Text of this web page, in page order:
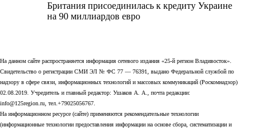
Британия присоединилась к кредиту Украине
на 90 миллиардов евро
На данном сайте распространяется информация сетевого издания «25-й регион Владивосток».
Свидетельство о регистрации СМИ ЭЛ № ФС 77 — 76391, выдано Федеральной службой по
надзору в сфере связи, информационных технологий и массовых коммуникаций (Роскомнадзор)
02.08.2019. Учредитель и главный редактор: Ушаков А. А., почта редакции:
info@125region.ru, тел.+79025056767.
На информационном ресурсе (сайте) применяются рекомендательные технологии
(информационные технологии предоставления информации на основе сбора, систематизации и